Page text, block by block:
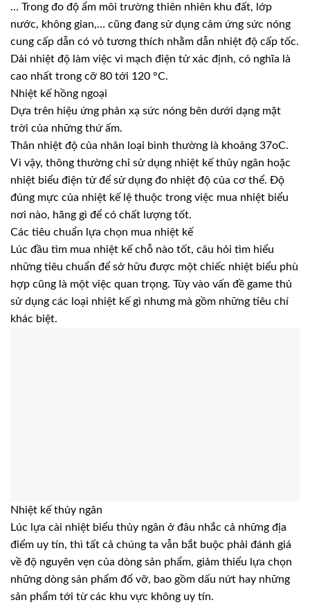
… Trong đo độ ẩm môi trường thiên nhiên khu đất, lớp
nước, không gian,… cũng đang sử dụng cảm ứng sức nóng
cung cấp dẫn có vỏ tương thích nhằm dẫn nhiệt độ cấp tốc.
Dải nhiệt độ làm việc vì mạch điện tử xác định, có nghĩa là
cao nhất trong cỡ 80 tới 120 °C.
Nhiệt kế hồng ngoại
Dựa trên hiệu ứng phản xạ sức nóng bên dưới dạng mặt
trời của những thứ ấm.
Thân nhiệt độ của nhân loại bình thường là khoảng 37oC.
Vì vậy, thông thường chỉ sử dụng nhiệt kế thủy ngân hoặc
nhiệt biểu điện tử để sử dụng đo nhiệt độ của cơ thể. Độ
đúng mực của nhiệt kế lệ thuộc trong việc mua nhiệt biểu
nơi nào, hãng gì để có chất lượng tốt.
Các tiêu chuẩn lựa chọn mua nhiệt kế
Lúc đầu tìm mua nhiệt kế chỗ nào tốt, câu hỏi tìm hiểu
những tiêu chuẩn để sở hữu được một chiếc nhiệt biểu phù
hợp cũng là một việc quan trọng. Tùy vào vấn đề game thủ
sử dụng các loại nhiệt kế gì nhưng mà gồm những tiêu chí
khác biệt.
Nhiệt kế thủy ngân
Lúc lựa cài nhiệt biểu thủy ngân ở đâu nhắc cả những địa
điểm uy tín, thì tất cả chúng ta vẫn bắt buộc phải đánh giá
về độ nguyên vẹn của dòng sản phẩm, giảm thiểu lựa chọn
những dòng sản phẩm đổ vỡ, bao gồm dấu nứt hay những
sản phẩm tới từ các khu vực không uy tín.